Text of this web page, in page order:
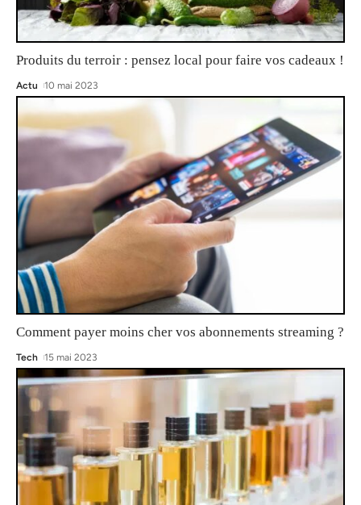
Produits du terroir : pensez local pour faire vos cadeaux !
Actu 10 mai 2023
Comment payer moins cher vos abonnements streaming ?
Tech 15 mai 2023